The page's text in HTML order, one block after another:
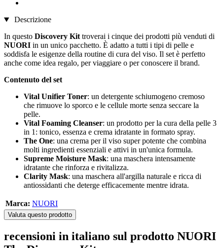
Descrizione
In questo Discovery Kit troverai i cinque dei prodotti più venduti di
NUORI in un unico pacchetto. È adatto a tutti i tipi di pelle e
soddisfa le esigenze della routine di cura del viso. Il set è perfetto
anche come idea regalo, per viaggiare o per conoscere il brand.
Contenuto del set
Vital Unifier Toner: un detergente schiumogeno cremoso
che rimuove lo sporco e le cellule morte senza seccare la
pelle.
Vital Foaming Cleanser: un prodotto per la cura della pelle 3
in 1: tonico, essenza e crema idratante in formato spray.
The One: una crema per il viso super potente che combina
molti ingredienti essenziali e attivi in ​​un'unica formula.
Supreme Moisture Mask: una maschera intensamente
idratante che rinforza e rivitalizza.
Clarity Mask: una maschera all'argilla naturale e ricca di
antiossidanti che deterge efficacemente mentre idrata.
Marca: NUORI
Valuta questo prodotto
recensioni in italiano sul prodotto NUORI